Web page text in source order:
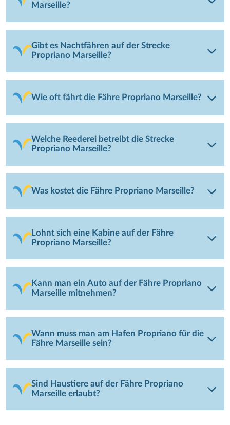
Marseille?
Gibt es Nachtfähren auf der Strecke
Propriano Marseille?
Wie oft fährt die Fähre Propriano Marseille?
Welche Reederei betreibt die Strecke
Propriano Marseille?
Was kostet die Fähre Propriano Marseille?
Lohnt sich eine Kabine auf der Fähre
Propriano Marseille?
Kann man ein Auto auf der Fähre Propriano
Marseille mitnehmen?
Wann muss man am Hafen Propriano für die
Fähre Marseille sein?
Sind Haustiere auf der Fähre Propriano
Marseille erlaubt?